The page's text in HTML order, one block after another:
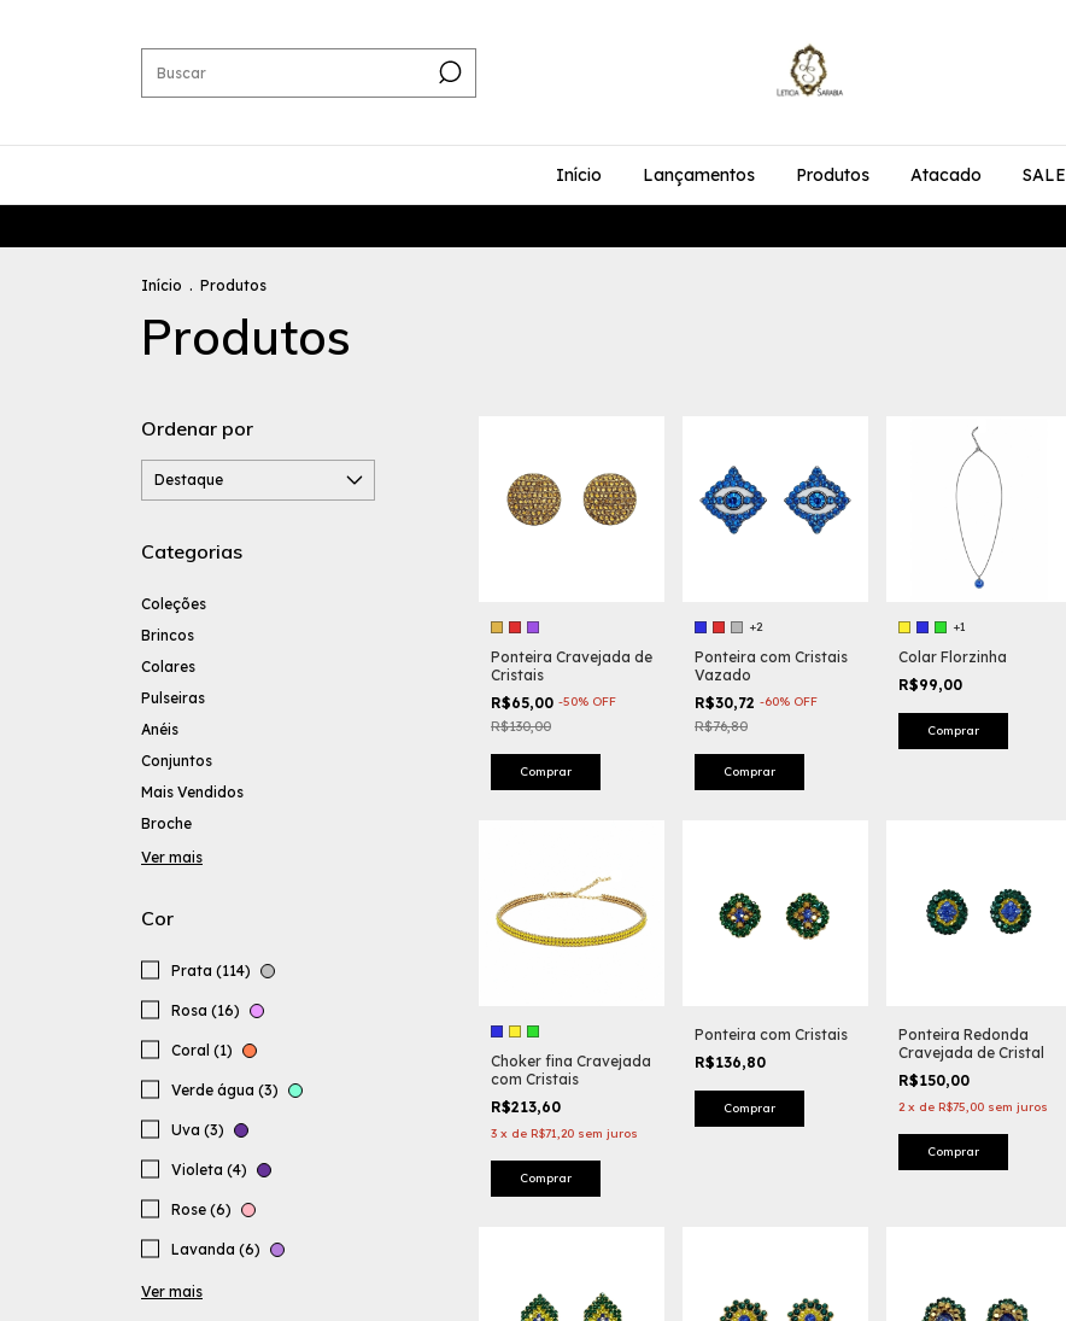
Início Lançamentos Produtos Atacado SALE
Início . Produtos
Produtos
Ordenar por
Categorias
Coleções
Brincos
Colares
Pulseiras
Anéis
Conjuntos
Mais Vendidos
Broche
Ver mais
Cor
Prata (114)
Rosa (16)
Coral (1)
Verde água (3)
Uva (3)
Violeta (4)
Rose (6)
Lavanda (6)
Ver mais
Ponteira Cravejada de
Cristais
R$65,00 -50% OFF
R$130,00
Comprar
+2
Ponteira com Cristais
Vazado
R$30,72 -60% OFF
R$76,80
Comprar
+1
Colar Florzinha
R$99,00
Comprar
Choker fina Cravejada
com Cristais
R$213,60
3 x de R$71,20 sem juros
Comprar
Ponteira com Cristais
R$136,80
Ponteira Redonda
Cravejada de Cristal
R$150,00
2 x de R$75,00 sem juros